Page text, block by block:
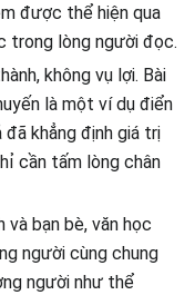
được thể hiện qua
trong lòng người đọc.
không vụ lợi. Bài
là một ví dụ điển
đã khẳng định giá trị
cần tấm lòng chân
bạn bè, văn học
người cùng chung
người như thể